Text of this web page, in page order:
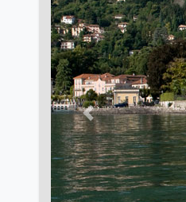
Previous